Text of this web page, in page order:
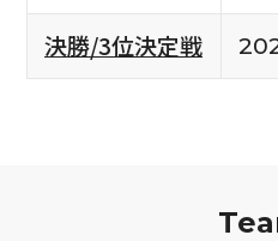
決勝/3位決定戦